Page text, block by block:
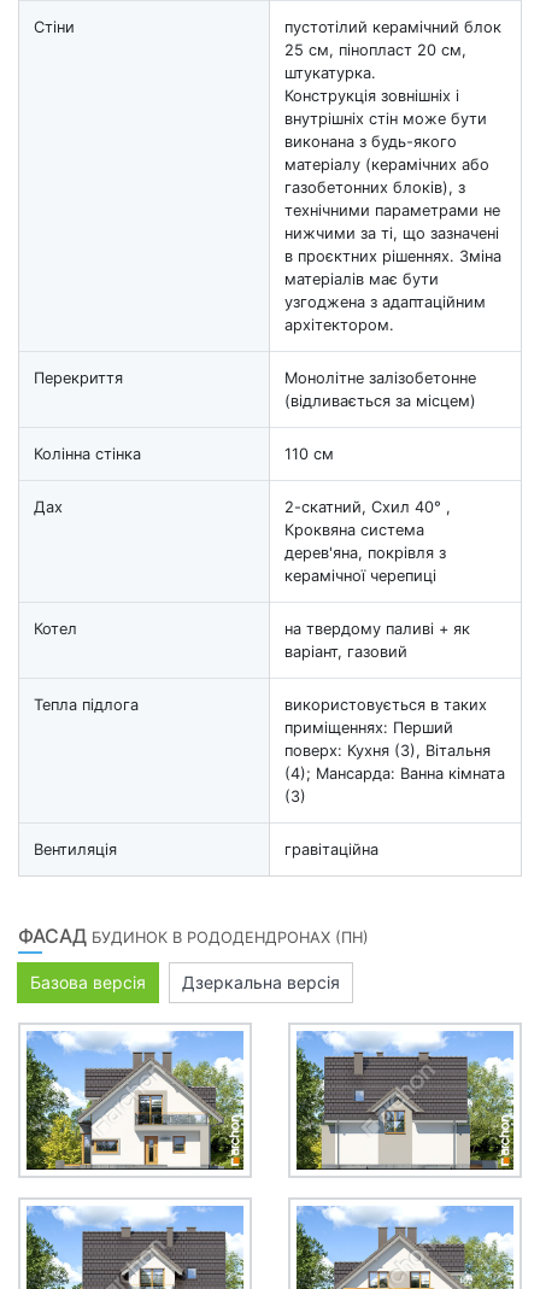
Стіни
пустотілий керамічний блок
25 см, пінопласт 20 см,
штукатурка.
Конструкція зовнішніх і
внутрішніх стін може бути
виконана з будь-якого
матеріалу (керамічних або
газобетонних блоків), з
технічними параметрами не
нижчими за ті, що зазначені
в проєктних рішеннях. Зміна
матеріалів має бути
узгоджена з адаптаційним
архітектором.
Перекриття
Монолітне залізобетонне
(відливається за місцем)
Колінна стінка 110 см
Дах
2-скатний, Схил 40° ,
Кроквяна система
дерев'яна, покрівля з
керамічної черепиці
Котел
на твердому паливі + як
варіант, газовий
Тепла підлога
використовується в таких
приміщеннях: Перший
поверх: Кухня (3), Вітальня
(4); Мансарда: Ванна кімната
(3)
Вентиляція гравітаційна
ФАСАД БУДИНОК В РОДОДЕНДРОНАХ (ПН)
Базова версія Дзеркальна версія